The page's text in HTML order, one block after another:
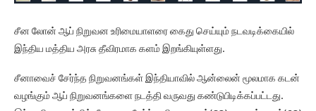
சீன லோன் ஆப் நிறுவன உரிமையாளரை கைது செய்யும் நடவடிக்கையில்
இந்திய மத்திய அரசு தீவிரமாக களம் இறங்கியுள்ளது.
சீனாவைச் சேர்ந்த நிறுவனங்கள் இந்தியாவில் ஆன்லைன் மூலமாக கடன்
வழங்கும் ஆப் நிறுவனங்களை நடத்தி வருவது கண்டுபிடிக்கப்பட்டது.